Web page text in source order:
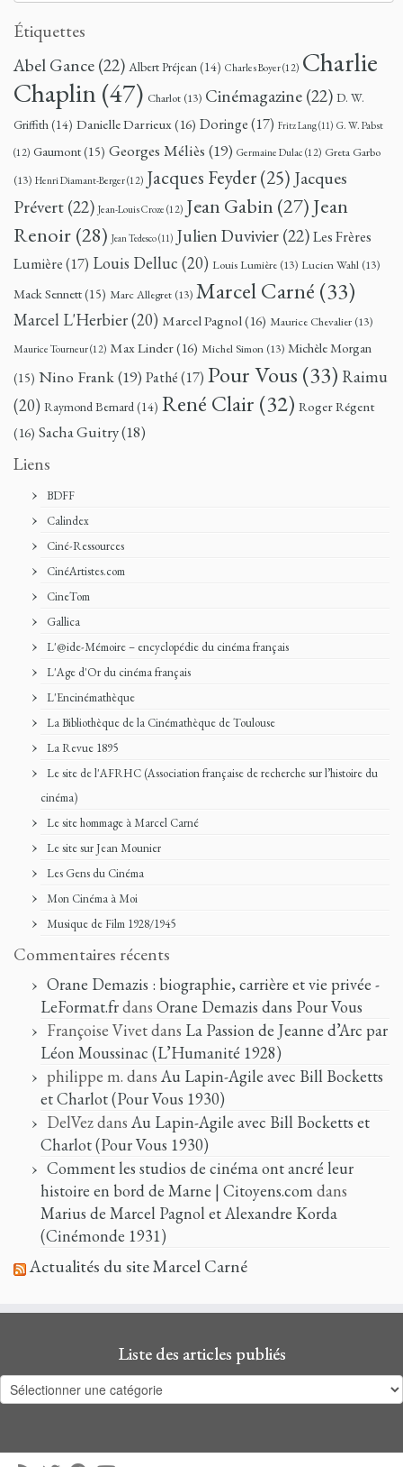
Étiquettes
Abel Gance(22) Albert Préjean(14) Charles Boyer(12) Charlie
Chaplin(47) Charlot (13) Cinémagazine(22) D. W.
Griffith(14) Danielle Darrieux(16) Doringe(17) Fritz Lang(11) G. W. Pabst
(12) Gaumont(15) Georges Méliès (19) Germaine Dulac (12) Greta Garbo
(13) Henri Diamant-Berger(12) Jacques Feyder(25) Jacques
Prévert(22) Jean-Louis Croze (12) Jean Gabin (27) Jean
Renoir (28) Jean Tedesco(11) Julien Duvivier(22)Les Frères
Lumière(17) Louis Delluc (20) Louis Lumière (13) Lucien Wahl (13)
Mack Sennett(15) Marc Allegret (13) Marcel Carné (33)
Marcel L'Herbier(20) Marcel Pagnol(16) Maurice Chevalier (13)
Maurice Tourneur(12) Max Linder(16) Michel Simon (13) Michèle Morgan
(15) Nino Frank(19) Pathé(17) Pour Vous (33) Raimu
(20) Raymond Bernard(14) René Clair (32) Roger Régent
(16) Sacha Guitry(18)
Liens
BDFF
Calindex
Ciné-Ressources
CinéArtistes.com
CineTom
Gallica
L'@ide-Mémoire – encyclopédie du cinéma français
L'Age d'Or du cinéma français
L'Encinémathèque
La Bibliothèque de la Cinémathèque de Toulouse
La Revue 1895
Le site de l'AFRHC (Association française de recherche sur l’histoire du
cinéma)
Le site hommage à Marcel Carné
Le site sur Jean Mounier
Les Gens du Cinéma
Mon Cinéma à Moi
Musique de Film 1928/1945
Commentaires récents
Orane Demazis : biographie, carrière et vie privée -
LeFormat.frdans Orane Demazis dans Pour Vous
Françoise Vivetdans La Passion de Jeanne d’Arc par
Léon Moussinac (L’Humanité 1928)
philippe m. dans Au Lapin-Agile avec Bill Bocketts
et Charlot (Pour Vous 1930)
DelVezdans Au Lapin-Agile avec Bill Bocketts et
Charlot (Pour Vous 1930)
Comment les studios de cinéma ont ancré leur
histoire en bord de Marne | Citoyens.comdans
Marius de Marcel Pagnol et Alexandre Korda
(Cinémonde 1931)
Actualités du site Marcel Carné
Liste des articles publiés
Liste
des